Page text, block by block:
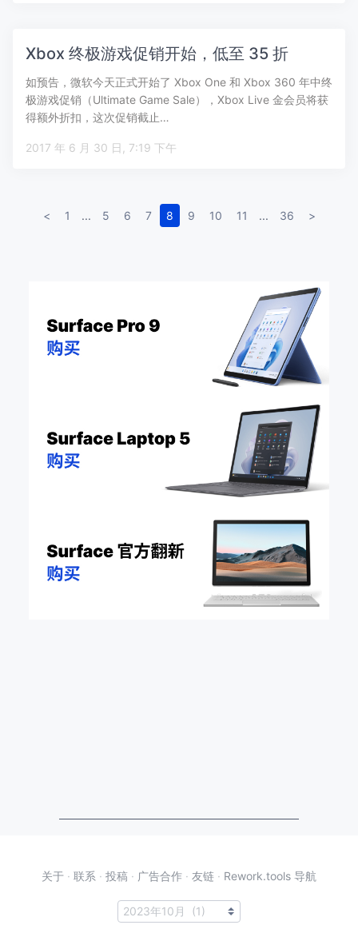
Xbox 终极游戏促销开始，低至 35 折
如预告，微软今天正式开始了 Xbox One 和 Xbox 360 年中终
极游戏促销（Ultimate Game Sale），Xbox Live 金会员将获
得额外折扣，这次促销截止…
2017 年 6 月 30 日, 7:19 下午
< 1 ... 5 6 7 8 9 10 11 ... 36 >
关于 · 联系 · 投稿 · 广告合作 · 友链 · Rework.tools 导航